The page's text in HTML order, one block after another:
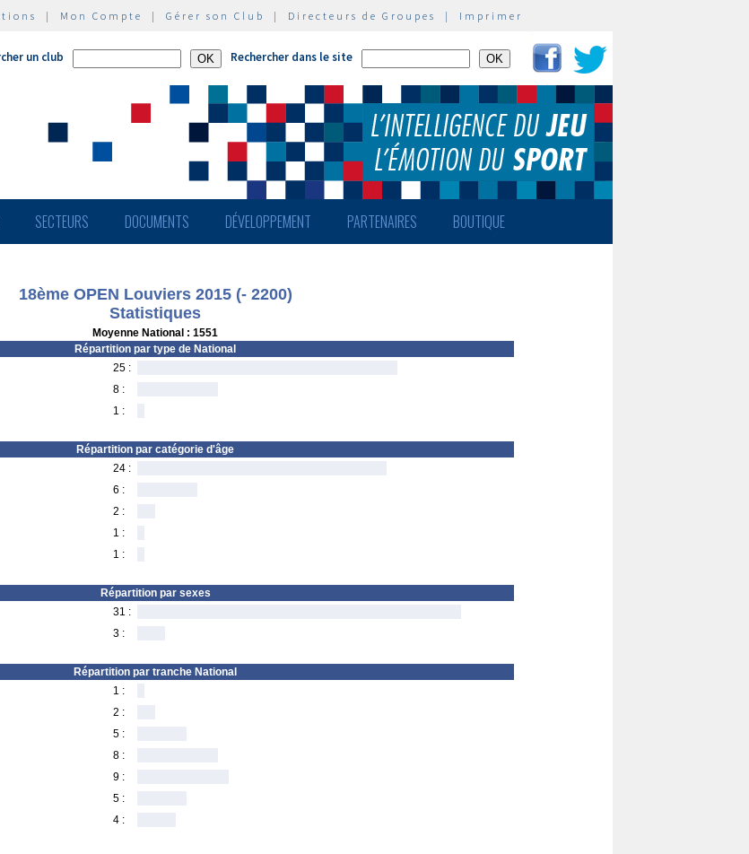
| Mon Compte | Gérer son Club | Directeurs de Groupes | Imprimer
un club Rechercher dans le site
SECTEURS DOCUMENTS DÉVELOPPEMENT PARTENAIRES BOUTIQUE
18ème OPEN Louviers 2015 (- 2200)
Statistiques
Moyenne National : 1551
Répartition par type de National
25 :
8 :
1 :
Répartition par catégorie d'âge
24 :
6 :
2 :
1 :
1 :
Répartition par sexes
31 :
3 :
Répartition par tranche National
1 :
2 :
5 :
8 :
9 :
5 :
4 :